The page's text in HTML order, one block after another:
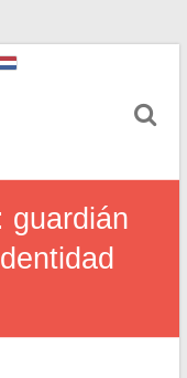
guardián